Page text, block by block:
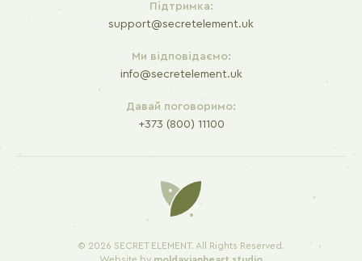
Підтримка:
support@secretelement.uk
Ми відповідаємо:
info@secretelement.uk
Давай поговоримо:
+373 (800) 11100
© 2026 SECRET ELEMENT. All Rights Reserved.